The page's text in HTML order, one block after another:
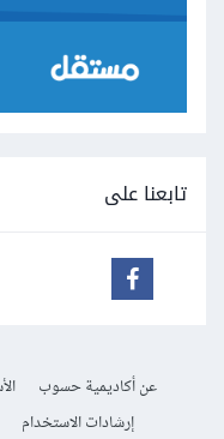
تابعنا على
عن أكاديمية حسوب
إرشادات الاستخدام